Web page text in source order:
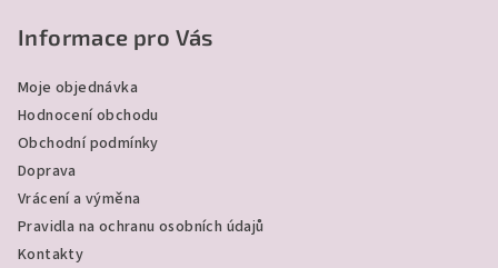
Informace pro Vás
Moje objednávka
Hodnocení obchodu
Obchodní podmínky
Doprava
Vrácení a výměna
Pravidla na ochranu osobních údajů
Kontakty